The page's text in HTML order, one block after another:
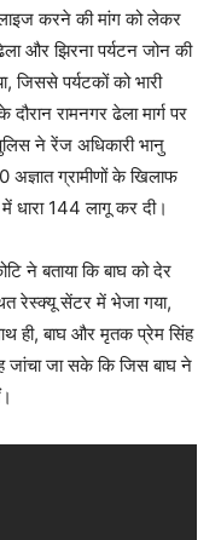
करने की मांग को लेकर
और झिरना पर्यटन जोन की
जिससे पर्यटकों को भारी
रामनगर ढेला मार्ग पर
ने रेंज अधिकारी भानु
ग्रामीणों के खिलाफ
धारा 144 लागू कर दी।
ने बताया कि बाघ को देर
रेस्क्यू सेंटर में भेजा गया,
ही, बाघ और मृतक प्रेम सिंह
जांचा जा सके कि जिस बाघ ने